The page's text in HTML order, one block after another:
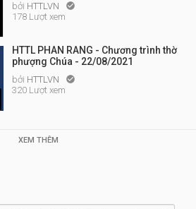
bởi HTTLVN 
178 Lượt xem
HTTL PHAN RANG - Chương trình thờ
phượng Chúa - 22/08/2021
bởi HTTLVN 
320 Lượt xem
XEM THÊM